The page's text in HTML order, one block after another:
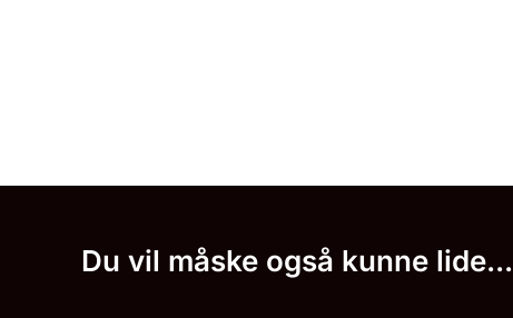
Du vil måske også kunne lide...